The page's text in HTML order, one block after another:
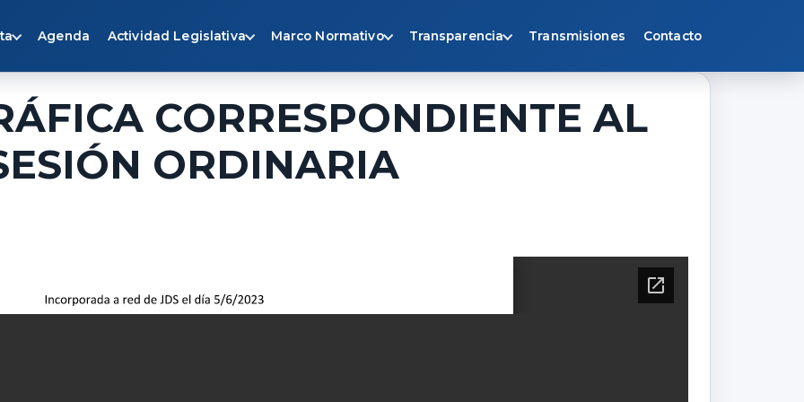
Agenda Actividad Legislativa Marco Normativo Transparencia Transmisiones Contacto
CORRESPONDIENTE AL
ORDINARIA